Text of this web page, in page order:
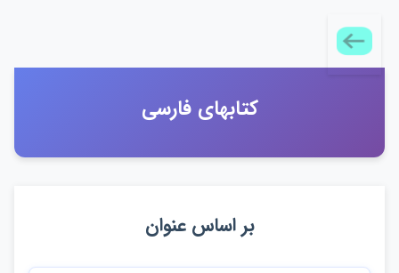
كتابهاي فارسي
بر اساس عنوان